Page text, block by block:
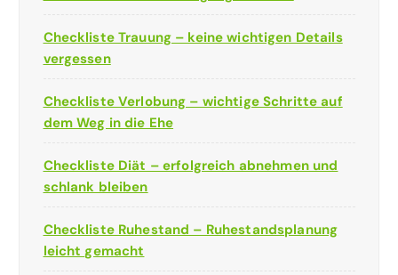
Checkliste Trauung – keine wichtigen Details
vergessen
Checkliste Verlobung – wichtige Schritte auf
dem Weg in die Ehe
Checkliste Diät – erfolgreich abnehmen und
schlank bleiben
Checkliste Ruhestand – Ruhestandsplanung
leicht gemacht